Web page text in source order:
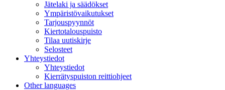
Jätelaki ja säädökset
Ympäristövaikutukset
Tarjouspyynnöt
Kiertotalouspuisto
Tilaa uutiskirje
Selosteet
Yhteystiedot
Yhteystiedot
Kierrätyspuiston reittiohjeet
Other languages